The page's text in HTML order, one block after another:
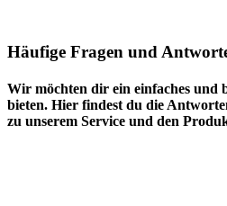
Häufige Fragen und
Wir möchten dir ein einfaches und
bieten. Hier findest du die
zu unserem Service und den